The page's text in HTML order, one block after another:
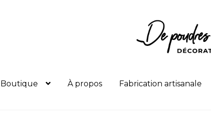
Boutique À propos Fabrication artisanale